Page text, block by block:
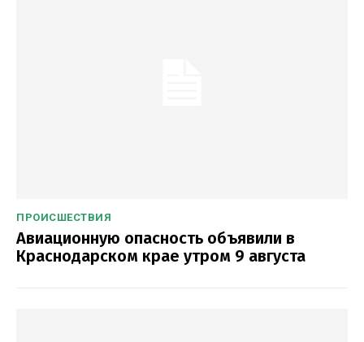
ПРОИСШЕСТВИЯ
Авиационную опасность объявили в
Краснодарском крае утром 9 августа